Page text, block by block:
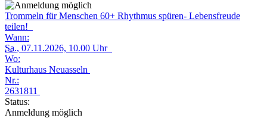
Trommeln für Menschen 60+ Rhythmus spüren- Lebensfreude
teilen!
Wann:
Sa., 07.11.2026, 10.00 Uhr
Wo:
Kulturhaus Neuasseln
Nr.:
2631811
Status:
Anmeldung möglich